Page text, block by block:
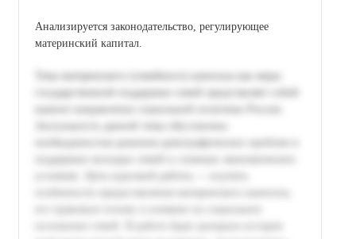
Анализируется законодательство, регулирующее
материнский капитал.